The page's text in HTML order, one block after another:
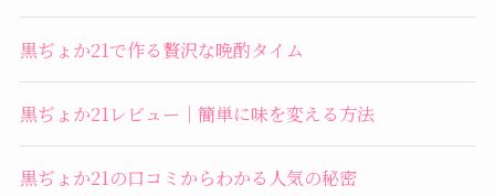
黒ぢょか21で作る贅沢な晩酌タイム
黒ぢょか21レビュー｜簡単に味を変える方法
黒ぢょか21の口コミからわかる人気の秘密